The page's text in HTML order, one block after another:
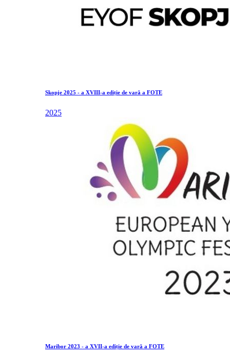
Skopje 2025 - a XVIII-a ediție de vară a FOTE
2025
Maribor 2023 - a XVII-a ediție de vară a FOTE